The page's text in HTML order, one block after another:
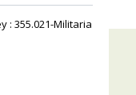
: 355.021-Militaria‎